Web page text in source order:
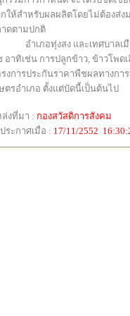
ให้สำหรับผลผลิตโดยไม่ต้องส่
าดตามปกติ
อำเภอทุ่งสง และเทศบาล
อาทิเช่น การปลูกข้าว, ข้าวโพด
งการประกันราคาพืชผลทางกา
ตรอำเภอ ตั้งแต่บัดนี้เป็นต้นไป
ล่งที่มา : กองสวัสดิการสังคม
ระกาศเมื่อ : 17/11/2552 16